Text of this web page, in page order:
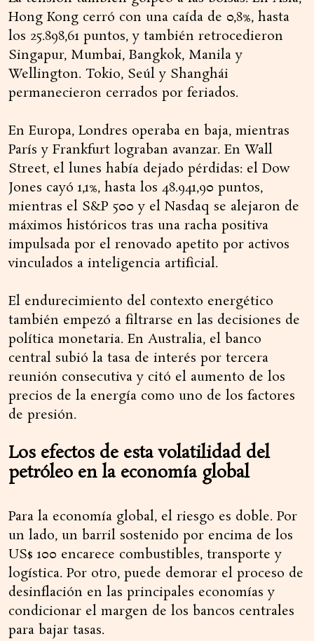
Hong Kong cerró con una caída de 0,8%, hasta
los 25.898,61 puntos, y también retrocedieron
Singapur, Mumbai, Bangkok, Manila y
Wellington. Tokio, Seúl y Shanghái
permanecieron cerrados por feriados.
En Europa, Londres operaba en baja, mientras
París y Frankfurt lograban avanzar. En Wall
Street, el lunes había dejado pérdidas: el Dow
Jones cayó 1,1%, hasta los 48.941,90 puntos,
mientras el S&P 500 y el Nasdaq se alejaron de
máximos históricos tras una racha positiva
impulsada por el renovado apetito por activos
vinculados a inteligencia artificial.
El endurecimiento del contexto energético
también empezó a filtrarse en las decisiones de
política monetaria. En Australia, el banco
central subió la tasa de interés por tercera
reunión consecutiva y citó el aumento de los
precios de la energía como uno de los factores
de presión.
Los efectos de esta volatilidad del
petróleo en la economía global
Para la economía global, el riesgo es doble. Por
un lado, un barril sostenido por encima de los
US$ 100 encarece combustibles, transporte y
logística. Por otro, puede demorar el proceso de
desinflación en las principales economías y
condicionar el margen de los bancos centrales
para bajar tasas.